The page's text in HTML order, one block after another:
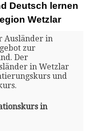
Deutsch lernen
Wetzlar
Ausländer in
zur
Der
in Wetzlar
und
in